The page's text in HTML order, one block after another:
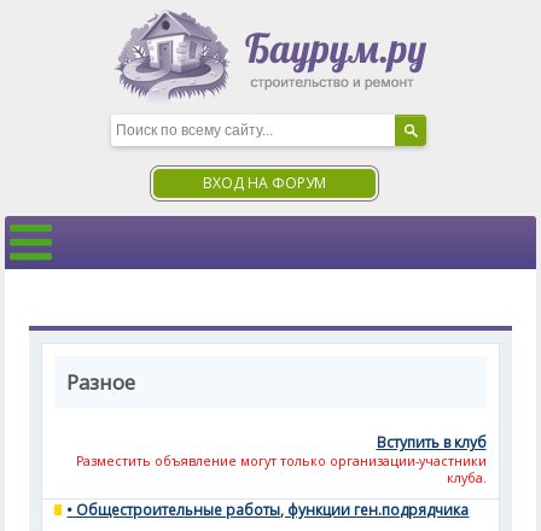
ВХОД НА ФОРУМ
Разное
Вступить в клуб
Разместить объявление могут только организации-участники
клуба.
• Общестроительные работы, функции ген.подрядчика